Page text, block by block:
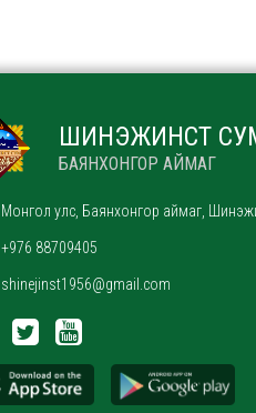
ШИНЭЖИНСТ
БАЯНХОНГОР АЙМАГ
Монгол улс, Баянхонгор аймаг,
+976 88709405
shinejinst1956@gmail.com